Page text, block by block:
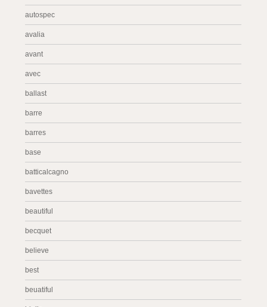
autospec
avalia
avant
avec
ballast
barre
barres
base
batticalcagno
bavettes
beautiful
becquet
believe
best
beuatiful